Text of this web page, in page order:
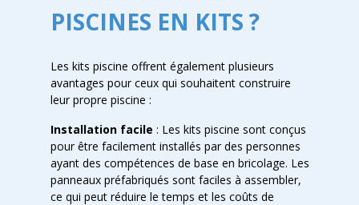
PISCINES EN KITS ?
Les kits piscine offrent également plusieurs
avantages pour ceux qui souhaitent construire
leur propre piscine :
Installation facile : Les kits piscine sont conçus
pour être facilement installés par des personnes
ayant des compétences de base en bricolage. Les
panneaux préfabriqués sont faciles à assembler,
ce qui peut réduire le temps et les coûts de